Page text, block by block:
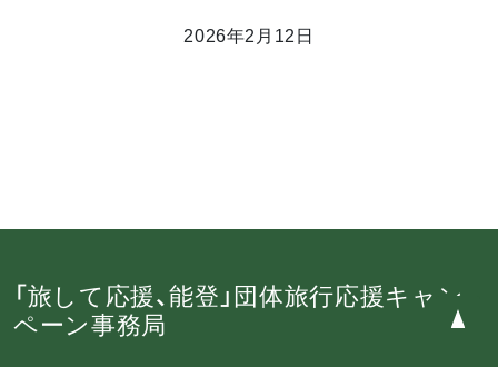
2026年2月12日
「旅して応援、能登」団体旅行応援キャン
ペーン事務局